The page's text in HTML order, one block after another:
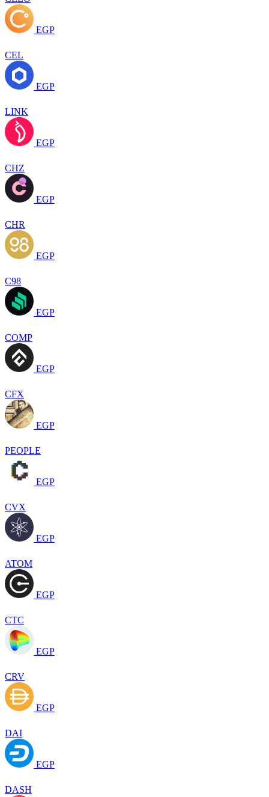
EGP
CEL
EGP
LINK
EGP
CHZ
EGP
CHR
EGP
C98
EGP
COMP
EGP
CFX
EGP
PEOPLE
EGP
CVX
EGP
ATOM
EGP
CTC
EGP
CRV
EGP
DAI
EGP
DASH